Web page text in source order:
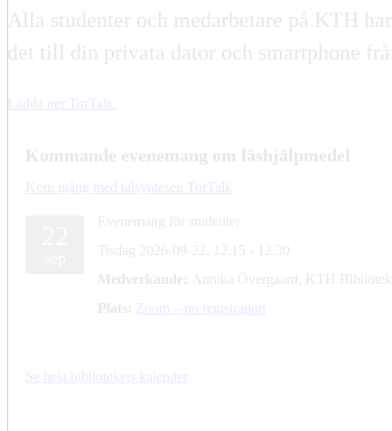
Alla studenter och medarbetare på KTH
det till din privata dator och smartphone
Ladda ner TorTalk
Kommande evenemang om läshjälpmedel
Kom igång med talsyntesen TorTalk
Evenemang för studenter
Tisdag 2026-09-22,
12.15 - 12.30
Medverkande:
Annika Övergaard, KTH
Plats: Zoom – no registration
Se hela bibliotekets kalender